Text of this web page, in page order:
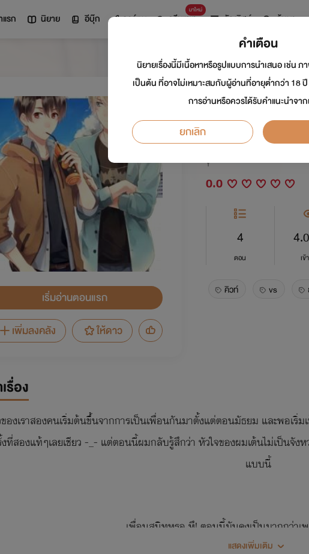
รก นิยาย อีบุ๊ก การ์ตูน
มาใหม่
ดรีมแชท ธัญลิสต์ ค้นหา
เริ่มอ่านตอนแรก
เพิ่มลงคลัง
ให้ดาว
love
มันเกินเพื่อน
นักเขียน:ongun_
Y
0.0
4
ตอน เ
คิวท์ vs
รื่อง
ของเราสองคนเริ่มต้นขึ้นจากการเป็นเพื่อนกันมาตั้งแต่ตอนมัธยม และพอเ
ที่สองแท้ๆเลยเชียว -_- แต่ตอนนี้ผมกลับรู้สึกว่า หัวใจของผมเต้นไม่เป็นจัง
แบบนี้
เพื่อนสนิทหรอ หึ! ตอนนี้มันคงเป็นมากกว่าเพ
แสดงเพิ่มเติม
คำเตือน
นิยายเรื่องนี้มีเนื้อหาหรือรูปแบบการนำเสนอ เช่น
เป็นต้น ที่อาจไม่เหมาะสมกับผู้อ่านที่อายุต่ำกว่า 18
การอ่านหรือควรได้รับคำแนะนำจา
ยกเลิก